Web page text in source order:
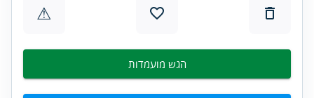
⚠
הגש מועמדות